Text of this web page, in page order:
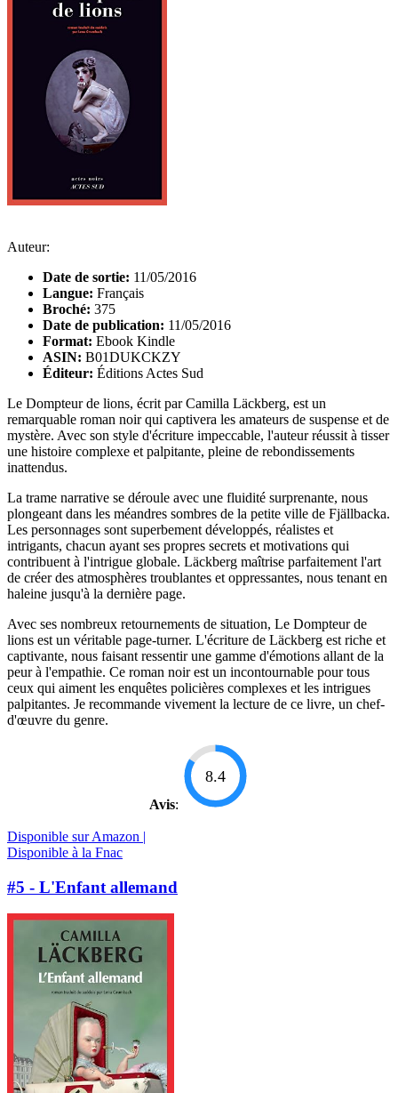
Auteur:
Date de sortie: 11/05/2016
Langue: Français
Broché: 375
Date de publication: 11/05/2016
Format: Ebook Kindle
ASIN: B01DUKCKZY
Éditeur: Éditions Actes Sud
Le Dompteur de lions, écrit par Camilla Läckberg, est un
remarquable roman noir qui captivera les amateurs de suspense et de
mystère. Avec son style d'écriture impeccable, l'auteur réussit à tisser
une histoire complexe et palpitante, pleine de rebondissements
inattendus.
La trame narrative se déroule avec une fluidité surprenante, nous
plongeant dans les méandres sombres de la petite ville de Fjällbacka.
Les personnages sont superbement développés, réalistes et
intrigants, chacun ayant ses propres secrets et motivations qui
contribuent à l'intrigue globale. Läckberg maîtrise parfaitement l'art
de créer des atmosphères troublantes et oppressantes, nous tenant en
haleine jusqu'à la dernière page.
Avec ses nombreux retournements de situation, Le Dompteur de
lions est un véritable page-turner. L'écriture de Läckberg est riche et
captivante, nous faisant ressentir une gamme d'émotions allant de la
peur à l'empathie. Ce roman noir est un incontournable pour tous
ceux qui aiment les enquêtes policières complexes et les intrigues
palpitantes. Je recommande vivement la lecture de ce livre, un chef-
d'œuvre du genre.
Avis:
8.4
Disponible sur Amazon |
Disponible à la Fnac
#5 - L'Enfant allemand